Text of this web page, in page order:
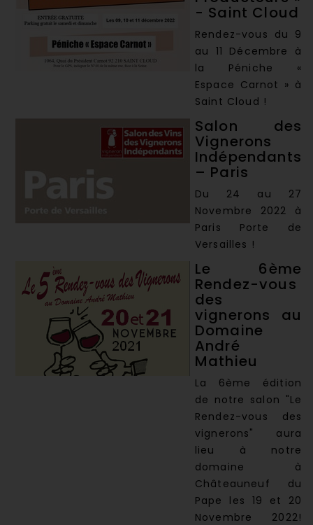
- Saint Cloud
Rendez-vous du 9
au 11 Décembre à
la Péniche «
Espace Carnot » à
Saint Cloud !
Salon des
Vignerons
Indépendants
– Paris
Du 24 au 27
Novembre 2022 à
Paris Porte de
Versailles !
Le 6ème
Rendez-vous
des
vignerons au
Domaine
André
Mathieu
La 6ème édition
de notre salon "Le
Rendez-vous des
vignerons" aura
lieu à notre
domaine à
Châteauneuf du
Pape les 19 et 20
Novembre 2022!